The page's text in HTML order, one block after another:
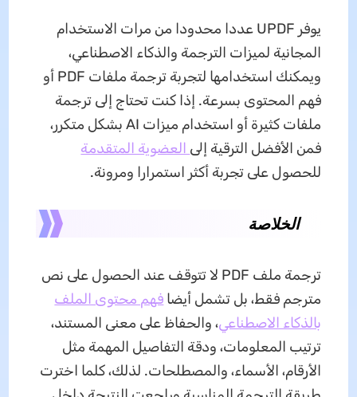
يوفر UPDF عددا محدودا من مرات الاستخدام
المجانية لميزات الترجمة والذكاء الاصطناعي،
ويمكنك استخدامها لتجربة ترجمة ملفات PDF أو
فهم المحتوى بسرعة. إذا كنت تحتاج إلى ترجمة
ملفات كثيرة أو استخدام ميزات AI بشكل متكرر،
فمن الأفضل الترقية إلى العضوية المتقدمة
للحصول على تجربة أكثر استمرارا ومرونة.
الخلاصة
ترجمة ملف PDF لا تتوقف عند الحصول على نص
مترجم فقط، بل تشمل أيضا فهم محتوى الملف
بالذكاء الاصطناعي، والحفاظ على معنى المستند،
ترتيب المعلومات، ودقة التفاصيل المهمة مثل
الأرقام، الأسماء، والمصطلحات. لذلك، كلما اخترت